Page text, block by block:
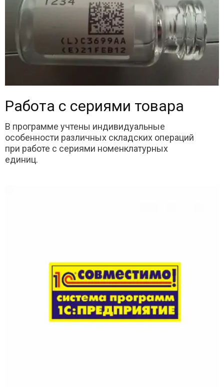
Работа с сериями товара
В программе учтены индивидуальные
особенности различных складских операций
при работе с сериями номенклатурных
единиц.